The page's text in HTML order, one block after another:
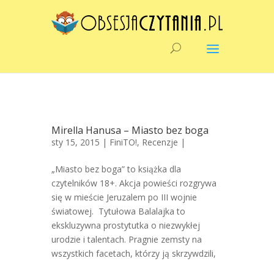
Mirella Hanusa – Miasto bez boga
sty 15, 2015 | FiniTO!, Recenzje |
„Miasto bez boga” to książka dla
czytelników 18+. Akcja powieści rozgrywa
się w mieście Jeruzalem po III wojnie
światowej. Tytułowa Balalajka to
ekskluzywna prostytutka o niezwykłej
urodzie i talentach. Pragnie zemsty na
wszystkich facetach, którzy ją skrzywdzili,